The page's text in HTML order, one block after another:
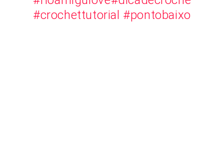
#crochettutorial #pontobaixo